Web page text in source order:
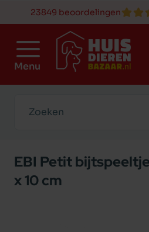
23849 beoordelingen
Menu
EBI Petit
x 10 cm